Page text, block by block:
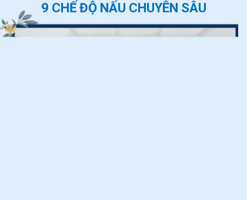
9 CHẾ ĐỘ NẤU CHUYÊN SÂU